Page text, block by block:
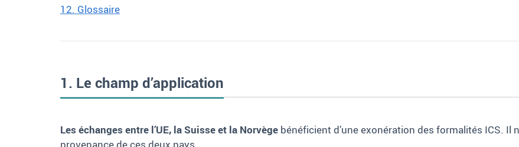
12. Glossaire
1. Le champ d’application
Les échanges entre l’UE, la Suisse et la Norvège bénéficient d’une exonération des formalités ICS. Il